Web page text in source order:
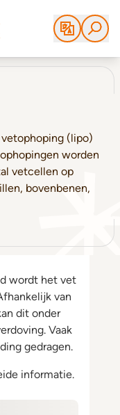
(lipo)
worden
vetcellen op
bovenbenen,
wordt het vet
van
dit onder
Vaak
gedragen.
informatie.